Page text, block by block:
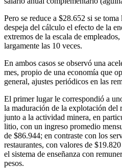
Pero se reduce a $28.652 si se
despeja del cálculo el efecto de la
extremos de la escala de
largamente las 10 veces.
En ambos casos se observó una
mes, propio de una economía que
general, ajustes periódicos en las
El primer lugar le correspondió a
la maduración de la explotación del
junto a la actividad minera, en
litio, con un ingreso promedio
de $86.944; en contraste con los
restaurantes, con valores de
el sistema de enseñanza con
pesos.